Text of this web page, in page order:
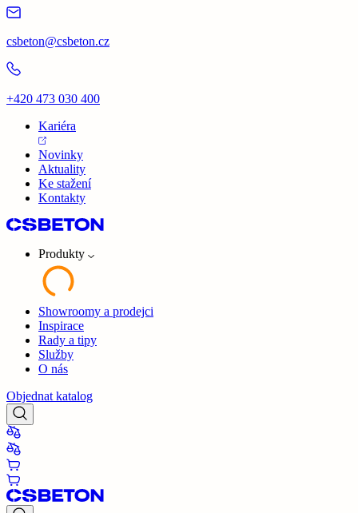
csbeton@csbeton.cz
+420 473 030 400
Kariéra
Novinky
Aktuality
Ke stažení
Kontakty
Produkty
Showroomy a prodejci
Inspirace
Rady a tipy
Služby
O nás
Objednat katalog